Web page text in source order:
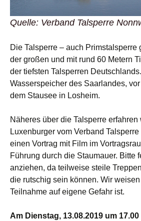
Quelle: Verband Talsperre
Die Talsperre – auch Primstalsperre
der großen und mit rund 60 Metern
der tiefsten Talsperren
Wasserspeicher des Saarlandes,
dem Stausee in Losheim.
Näheres über die Talsperre erfahren
Luxenburger vom Verband
einen Vortrag mit Film im
Führung durch die Staumauer. Bitte
anziehen, da teilweise steile
die rutschig sein können. Wir
Teilnahme auf eigene Gefahr ist.
Am Dienstag, 13.08.2019 um